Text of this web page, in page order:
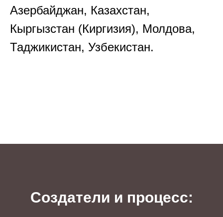
Азербайджан, Казахстан,
Кыргызстан (Киргизия), Молдова,
Таджикистан, Узбекистан.
Создатели и процесс: